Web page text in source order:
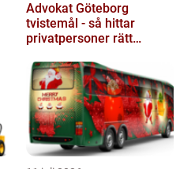
Advokat Göteborg
tvistemål - så hittar
privatpersoner rätt